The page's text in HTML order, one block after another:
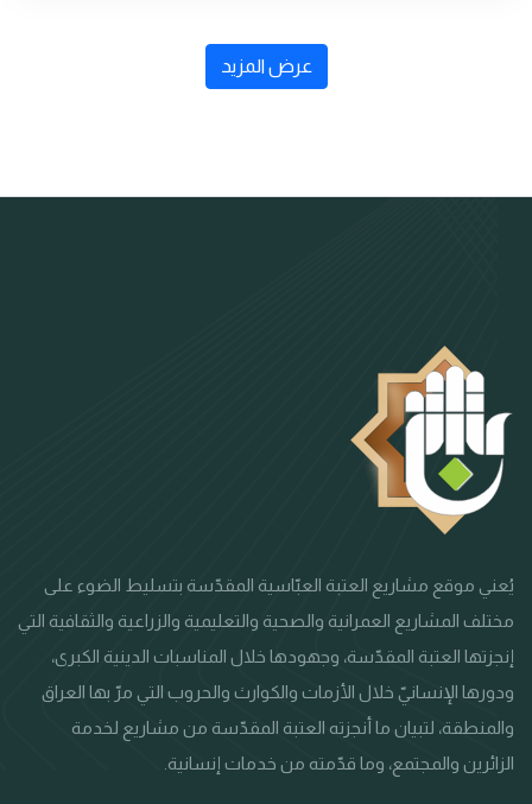
عرض المزيد
يُعني موقع مشاريع العتبة العبّاسية المقدّسة بتسليط الضوء على
مختلف المشاريع العمرانية والصحية والتعليمية والزراعية والثقافية التي
إنجزتها العتبة المقدّسة، وجهودها خلال المناسبات الدينية الكبرى،
ودورها الإنسانيّ خلال الأزمات والكوارث والحروب التي مرّ بها العراق
والمنطقة، لتبيان ما أنجزته العتبة المقدّسة من مشاريع لخدمة
الزائرين والمجتمع، وما قدّمته من خدمات إنسانية.